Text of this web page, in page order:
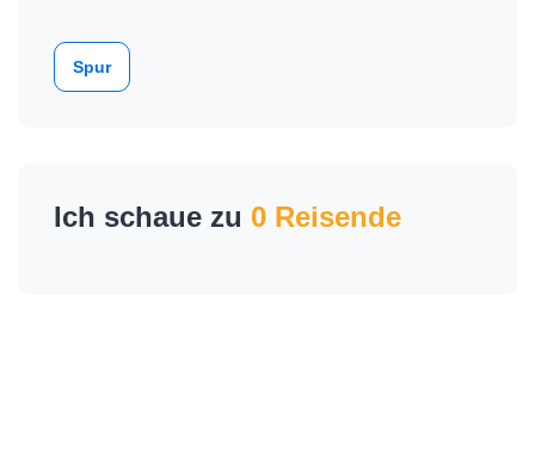
Spur
Ich schaue zu 0 Reisende